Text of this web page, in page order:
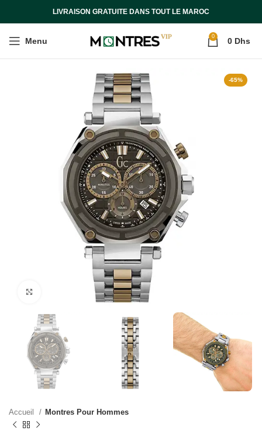
LIVRAISON GRATUITE DANS TOUT LE MAROC
Menu 0 0 Dhs
-65%
Click to enlarge
Accueil Montres Pour Hommes